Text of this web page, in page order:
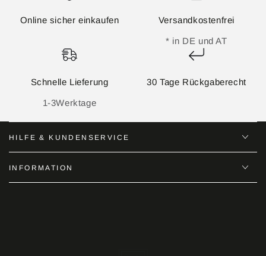
Online sicher einkaufen Versandkostenfrei
* in DE und AT
Schnelle Lieferung
1-3Werktage
30 Tage Rückgaberecht
HILFE & KUNDENSERVICE
INFORMATION